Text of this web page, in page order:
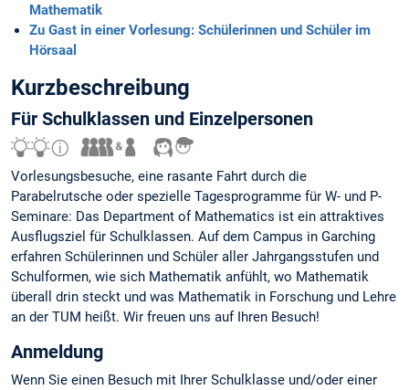
Mathematik
Zu Gast in einer Vorlesung: Schülerinnen und Schüler im
Hörsaal
Kurzbeschreibung
Für Schulklassen und Einzelpersonen
Vorlesungsbesuche, eine rasante Fahrt durch die
Parabelrutsche oder spezielle Tagesprogramme für W- und P-
Seminare: Das Department of Mathematics ist ein attraktives
Ausflugsziel für Schulklassen. Auf dem Campus in Garching
erfahren Schülerinnen und Schüler aller Jahrgangsstufen und
Schulformen, wie sich Mathematik anfühlt, wo Mathematik
überall drin steckt und was Mathematik in Forschung und Lehre
an der TUM heißt. Wir freuen uns auf Ihren Besuch!
Anmeldung
Wenn Sie einen Besuch mit Ihrer Schulklasse und/oder einer